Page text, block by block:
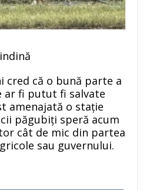
cred că o bună parte a
fi putut fi salvate
amenajată o stație
păgubiți speră acum
cât de mic din partea
sau guvernului.